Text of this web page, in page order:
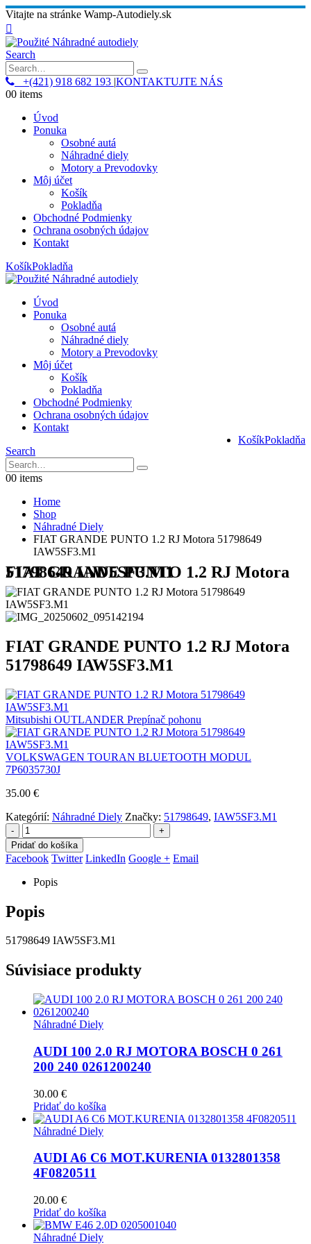
Vitajte na stránke Wamp-Autodiely.sk
Search
+(421) 918 682 193 |KONTAKTUJTE NÁS
00 items
Úvod
Ponuka
Osobné autá
Náhradné diely
Motory a Prevodovky
Môj účet
Košík
Pokladňa
Obchodné Podmienky
Ochrana osobných údajov
Kontakt
KošíkPokladňa
Úvod
Ponuka
Osobné autá
Náhradné diely
Motory a Prevodovky
Môj účet
Košík
Pokladňa
Obchodné Podmienky
Ochrana osobných údajov
Kontakt
KošíkPokladňa
Search
00 items
Home
Shop
Náhradné Diely
FIAT GRANDE PUNTO 1.2 RJ Motora 51798649
IAW5SF3.M1
FIAT GRANDE PUNTO 1.2 RJ Motora 51798649 IAW5SF3.M1
FIAT GRANDE PUNTO 1.2 RJ Motora
51798649 IAW5SF3.M1
Mitsubishi OUTLANDER Prepínač pohonu
VOLKSWAGEN TOURAN BLUETOOTH MODUL
7P6035730J
35.00 €
Kategórií: Náhradné Diely Značky: 51798649, IAW5SF3.M1
-
+
Pridať do košíka
Facebook Twitter LinkedIn Google + Email
Popis
Popis
51798649 IAW5SF3.M1
Súvisiace produkty
Náhradné Diely
AUDI 100 2.0 RJ MOTORA BOSCH 0 261
200 240 0261200240
30.00 €
Pridať do košíka
Náhradné Diely
AUDI A6 C6 MOT.KURENIA 0132801358
4F0820511
20.00 €
Pridať do košíka
Náhradné Diely